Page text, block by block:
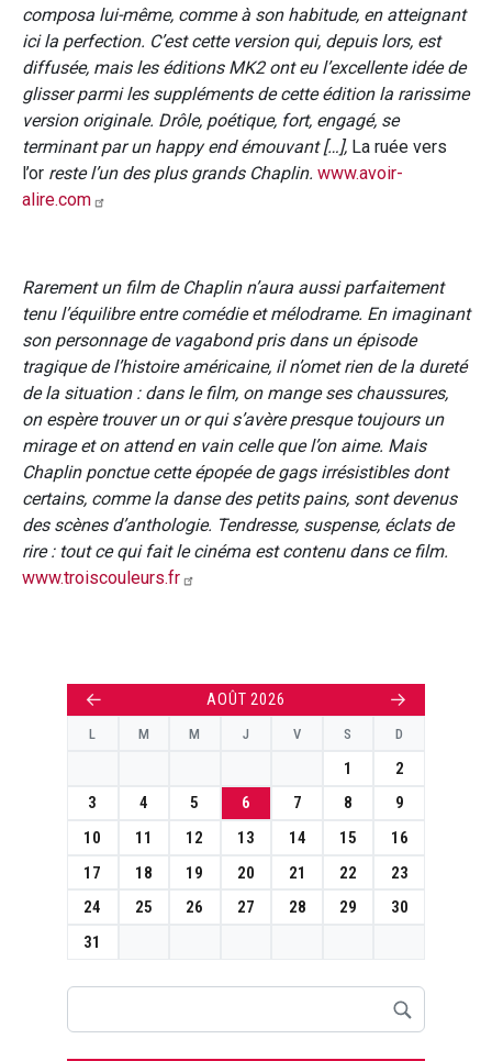
composa lui-même, comme à son habitude, en atteignant
ici la perfection. C’est cette version qui, depuis lors, est
diffusée, mais les éditions MK2 ont eu l’excellente idée de
glisser parmi les suppléments de cette édition la rarissime
version originale. Drôle, poétique, fort, engagé, se
terminant par un happy end émouvant […], La ruée vers
l’or reste l’un des plus grands Chaplin. www.avoir-
alire.com
Rarement un film de Chaplin n’aura aussi parfaitement
tenu l’équilibre entre comédie et mélodrame. En imaginant
son personnage de vagabond pris dans un épisode
tragique de l’histoire américaine, il n’omet rien de la dureté
de la situation : dans le film, on mange ses chaussures,
on espère trouver un or qui s’avère presque toujours un
mirage et on attend en vain celle que l’on aime. Mais
Chaplin ponctue cette épopée de gags irrésistibles dont
certains, comme la danse des petits pains, sont devenus
des scènes d’anthologie. Tendresse, suspense, éclats de
rire : tout ce qui fait le cinéma est contenu dans ce film.
www.troiscouleurs.fr
← AOÛT 2026 →
L M M J V S D
1
2
3
4 5 6 7 8
9
10
11 12 13 14 15
16
17
18 19 20 21 22
23
24
25 26 27 28 29
30
31